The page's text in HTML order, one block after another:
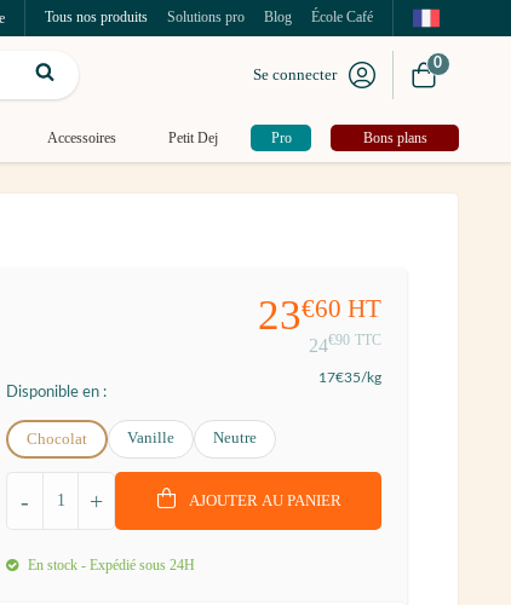
Tous nos produits Solutions pro Blog École Café
Se connecter
0
Accessoires Petit Dej Pro Bons plans
23€60 HT
24€90 TTC
17€35/kg
Disponible en :
Chocolat Vanille Neutre
+
- AJOUTER AU PANIER
En stock - Expédié sous 24H